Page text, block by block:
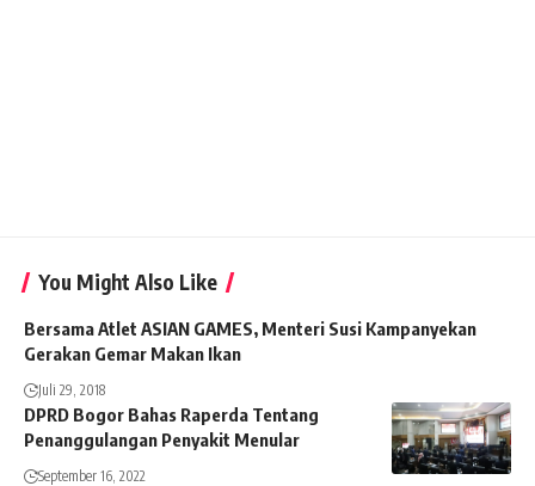
You Might Also Like
Bersama Atlet ASIAN GAMES, Menteri Susi Kampanyekan
Gerakan Gemar Makan Ikan
Juli 29, 2018
DPRD Bogor Bahas Raperda Tentang
Penanggulangan Penyakit Menular
September 16, 2022